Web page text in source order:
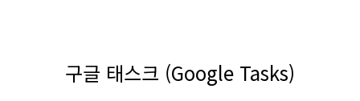
구글 태스크 (Google Tasks)